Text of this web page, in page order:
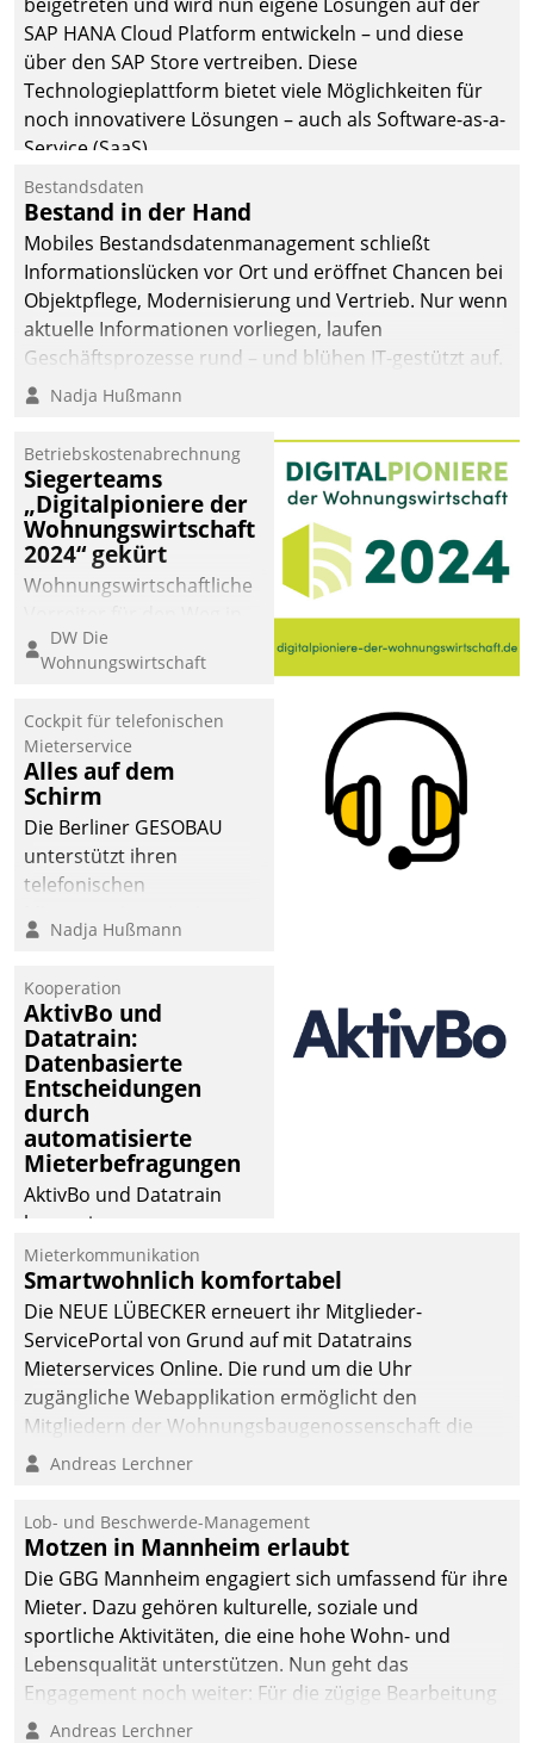
SAP HANA Cloud Platform entwickeln – und diese
über den SAP Store vertreiben. Diese
Technologieplattform bietet viele Möglichkeiten für
noch innovativere Lösungen – auch als Software-as-a-
Service (SaaS).
Bestandsdaten
Bestand in der Hand
Mobiles Bestandsdatenmanagement schließt
Informationslücken vor Ort und eröffnet Chancen bei
Objektpflege, Modernisierung und Vertrieb. Nur wenn
aktuelle Informationen vorliegen, laufen
Geschäftsprozesse rund – und blühen IT-gestützt auf.
Nadja Hußmann
Betriebskostenabrechnung
Siegerteams
„Digitalpioniere der
Wohnungswirtschaft
2024“ gekürt
Wohnungswirtschaftliche
eine digitale Zukunft zu
finden, ist das Ziel des
der
Wohnungswirtschaft“.
Bewerben können sich
dafür ein Team
bestehend aus
Wohnungsunternehmen
und PropTech.
DW Die
Wohnungswirtschaft
Cockpit für telefonischen
Mieterservice
Alles auf dem
Schirm
Die Berliner GESOBAU
unterstützt ihren
telefonischen
digitalen Cockpit, das
passende Fragen und
Schlagworte auswirft.
Eine intuitive
Dialogführung ermöglicht
dem externen
Serviceteam, Anrufe von
Mietenden zügiger und
effizienter zu bearbeiten.
Nadja Hußmann
Kooperation
AktivBo und
Datatrain:
Datenbasierte
Entscheidungen
durch
automatisierte
Mieterbefragungen
AktivBo und Datatrain
kooperieren –
Immobilienunternehmen
profitieren: Die nahtlose
Integration der Lösungen
von AktivBo und
Datatrain ermöglicht
automatisiert ausgelöste,
zielgerichtete
Mieterbefragungen – eine
starke Grundlage für
intelligente,
datengestützte
Entscheidungen.
Mieterkommunikation
Smartwohnlich komfortabel
Die NEUE LÜBECKER erneuert ihr Mitglieder-
ServicePortal von Grund auf mit Datatrains
Mieterservices Online. Die rund um die Uhr
zugängliche Webapplikation ermöglicht den
Mitgliedern der Wohnungs­bau­genossenschaft die
Kontaktaufnahme per Smartphone, Tablet oder PC.
Andreas Lerchner
Lob- und Beschwerde-Management
Motzen in Mannheim erlaubt
Die GBG Mannheim engagiert sich umfassend für ihre
Mieter. Dazu gehören kulturelle, soziale und
sportliche Aktivitäten, die eine hohe Wohn- und
Lebensqualität unterstützen. Nun geht das
Engagement noch weiter: Für die zügige Bearbeitung
von Beschwerden – oder Lob – richtet das
Andreas Lerchner